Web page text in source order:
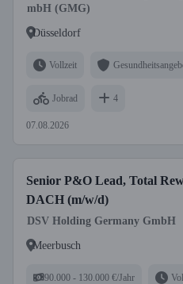
mbH (GMG)
Düsseldorf
Vollzeit
Jobrad 4
07.08.2026
Senior P&O Lead, Total
DACH (m/w/d)
DSV Holding Germany GmbH
Meerbusch
90.000 - 130.000 €/Jahr